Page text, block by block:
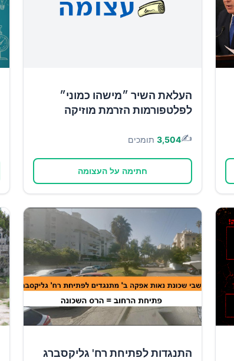
העלאת השיר ״מישהו כמוני״
לפלטפורמות הזרמת מוזיקה
✍️
3,504 תומכים
חתימה על העצומה
התנגדות לפתיחת רח' גליקסברג